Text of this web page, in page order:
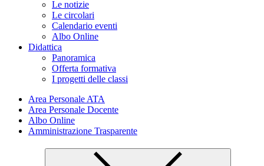
Le notizie
Le circolari
Calendario eventi
Albo Online
Didattica
Panoramica
Offerta formativa
I progetti delle classi
Area Personale ATA
Area Personale Docente
Albo Online
Amministrazione Trasparente